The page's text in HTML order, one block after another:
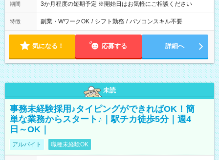
期間 3か月程度の短期予定 ※開始日はお気軽にご相談ください
特徴 副業・WワークOK / シフト勤務 / パソコンスキル不要
気になる！ 応募する 詳細へ
未読
事務未経験採用♪タイピングができればOK！簡
単な業務からスタート♪｜駅チカ徒歩5分｜週4
日～OK｜
アルバイト 職種未経験OK